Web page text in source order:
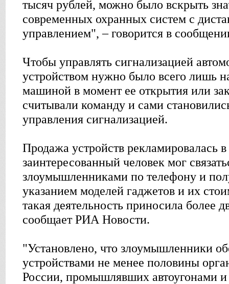
тысяч рублей, можно было вскрыть
современных охранных систем с
управлением", – говорится в
Чтобы управлять сигнализацией
устройством нужно было всего лишь
машиной в момент ее открытия или
считывали команду и сами
управления сигнализацией.
Продажа устройств рекламировалась
заинтересованный человек мог
злоумышленниками по телефону и
указанием моделей гаджетов и их
такая деятельность приносила более
сообщает РИА Новости.
"Установлено, что злоумышленники
устройствами не менее половины
России, промышлявших автоугонами